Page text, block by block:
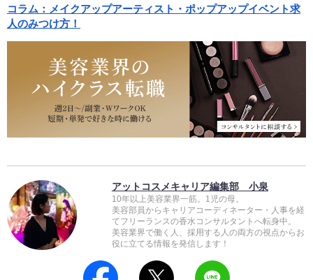
コラム：メイクアップアーティスト・ポップアップイベント求
人のみつけ方！
アットコスメキャリア編集部 小泉
10年以上美容業界一筋。1児の母。
美容部員からキャリアコーディネーター・人事を経
てフリーランスの香水コンサルタントへ転身中。
美容業界で働く人、採用する人の両方の視点からお
役に立てる情報を発信します！